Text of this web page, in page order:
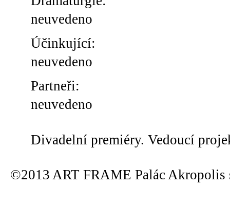
neuvedeno
Účinkující:
neuvedeno
Partneři:
neuvedeno
Divadelní premiéry. Vedoucí
©2013 ART FRAME Palác Akropolis